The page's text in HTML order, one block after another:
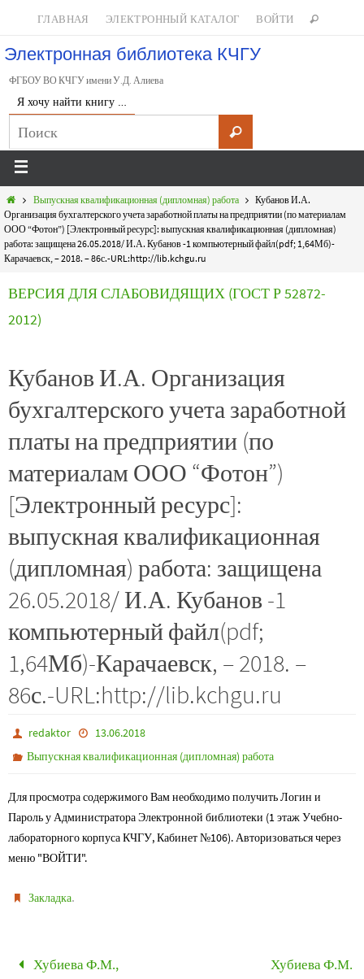
ГЛАВНАЯ ЭЛЕКТРОННЫЙ КАТАЛОГ ВОЙТИ
Электронная библиотека КЧГУ
ФГБОУ ВО КЧГУ имени У.Д. Алиева
Я хочу найти книгу …
Выпускная квалификационная (дипломная) работа
Кубанов И.А.
Организация бухгалтерского учета заработной платы на предприятии (по материалам
ООО “Фотон”) [Электронный ресурс]: выпускная квалификационная (дипломная)
работа: защищена 26.05.2018/ И.А. Кубанов -1 компьютерный файл(pdf; 1,64Мб)-
Карачаевск, – 2018. – 86с.-URL:http://lib.kchgu.ru
ВЕРСИЯ ДЛЯ СЛАБОВИДЯЩИХ (ГОСТ Р 52872-
2012)
Кубанов И.А. Организация
бухгалтерского учета заработной
платы на предприятии (по
материалам ООО “Фотон”)
[Электронный ресурс]:
выпускная квалификационная
(дипломная) работа: защищена
26.05.2018/ И.А. Кубанов -1
компьютерный файл(pdf;
1,64Мб)-Карачаевск, – 2018. –
86с.-URL:http://lib.kchgu.ru
redaktor
13.06.2018
Выпускная квалификационная (дипломная) работа
Для просмотра содержимого Вам необходимо получить Логин и
Пароль у Администратора Электронной библиотеки (1 этаж Учебно-
лабораторного корпуса КЧГУ, Кабинет №106). Авторизоваться через
меню "ВОЙТИ".
Закладка.
Хубиева Ф.М.,
Хубиева Ф.М.